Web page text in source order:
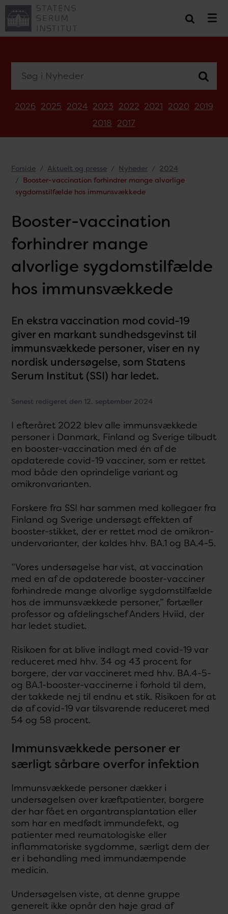
2026 2025 2024 2023 2022 2021 2020 2019
2018 2017
Forside Aktuelt og presse Nyheder
2024
Booster-vaccination forhindrer mange alvorlige
sygdomstilfælde hos immunsvækkede
Booster-vaccination
forhindrer mange
alvorlige sygdomstilfælde
hos immunsvækkede
En ekstra vaccination mod covid-19
giver en markant sundhedsgevinst til
immunsvækkede personer, viser en ny
nordisk undersøgelse, som Statens
Serum Institut (SSI) har ledet.
Senest redigeret den 12. september 2024
I efteråret 2022 blev alle immunsvækkede
personer i Danmark, Finland og Sverige tilbudt
en booster-vaccination med én af de
opdaterede covid-19 vacciner, som er rettet
mod både den oprindelige variant og
omikronvarianten.
Forskere fra SSI har sammen med kollegaer fra
Finland og Sverige undersøgt effekten af
booster-stikket, der er rettet mod de omikron-
undervarianter, der kaldes hhv. BA.1 og BA.4-5.
”Vores undersøgelse har vist, at vaccination
med en af de opdaterede booster-vacciner
forhindrede mange alvorlige sygdomstilfælde
hos de immunsvækkede personer,” fortæller
professor og afdelingschef Anders Hviid, der
har ledet studiet.
Risikoen for at blive indlagt med covid-19 var
reduceret med hhv. 34 og 43 procent for
borgere, der var vaccineret med hhv. BA.4-5-
og BA.1-booster-vaccinerne i forhold til dem,
der takkede nej til endnu et stik. Risikoen for at
dø af covid-19 var tilsvarende reduceret med
54 og 58 procent.
Immunsvækkede personer er
særligt sårbare overfor infektion
Immunsvækkede personer dækker i
undersøgelsen over kræftpatienter, borgere
der har fået en organtransplantation eller
som har en medfødt immundefekt, og
patienter med reumatologiske eller
inflammatoriske sygdomme, særligt dem der
er i behandling med immundæmpende
medicin.
Undersøgelsen viste, at denne gruppe
generelt ikke opnår den høje grad af